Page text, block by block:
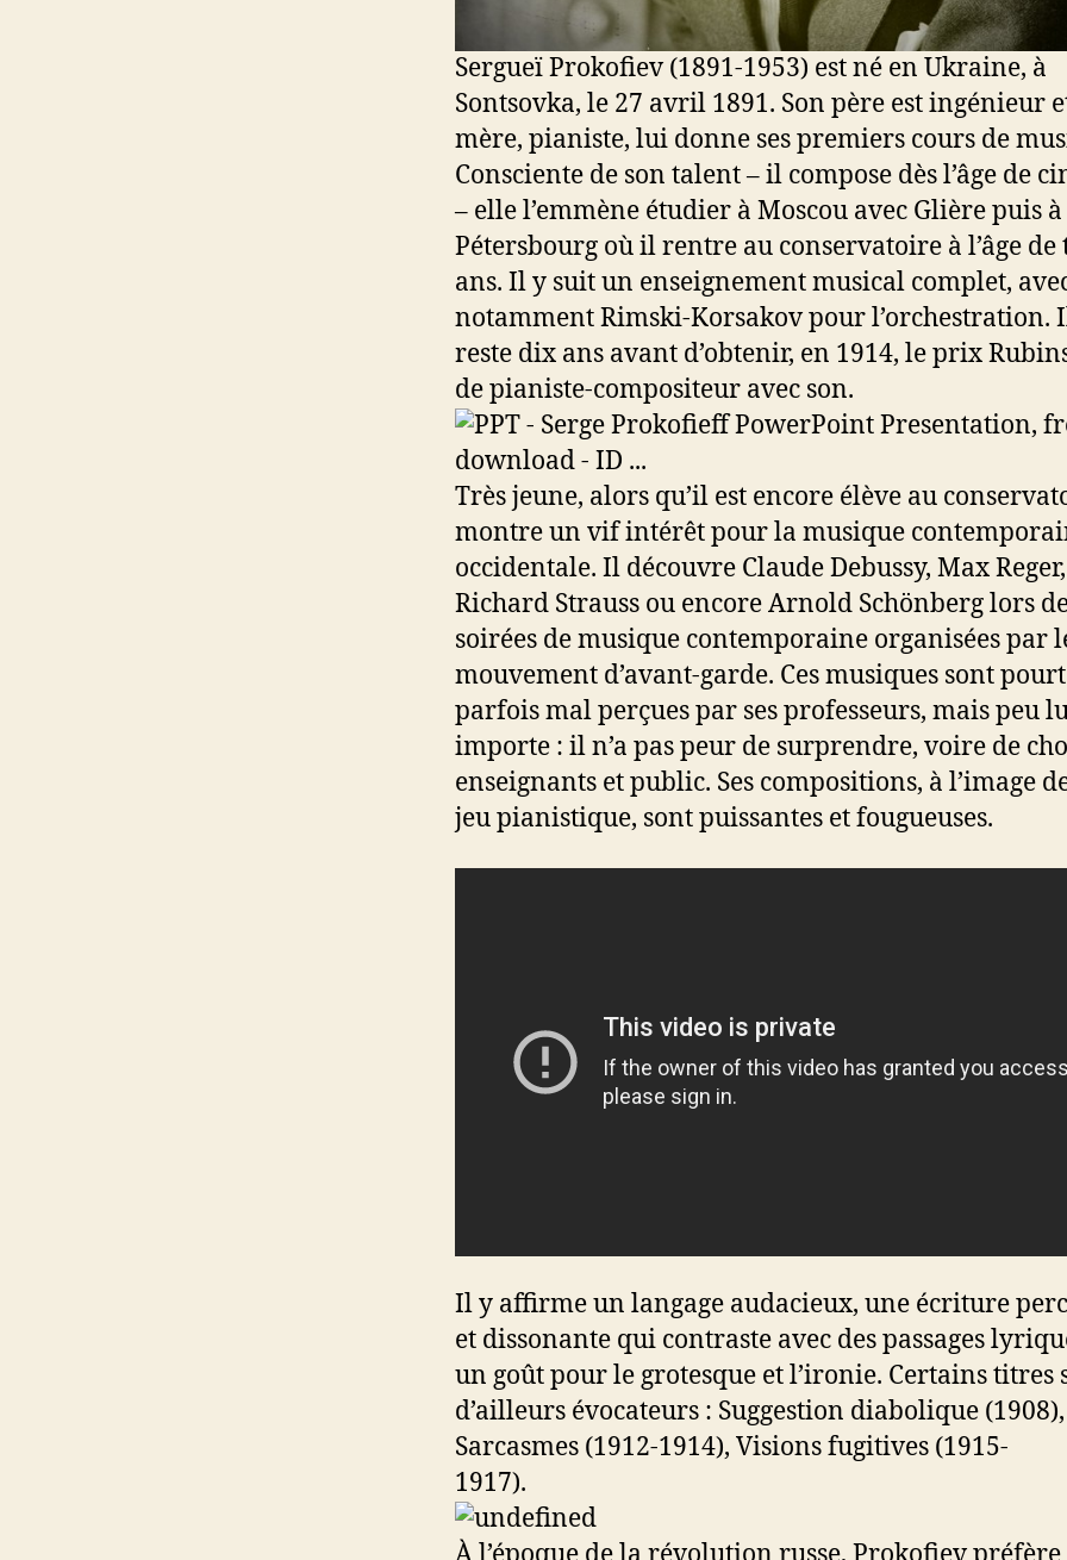
Sergueï Prokofiev (1891-1953) est né en Ukraine, à
Sontsovka, le 27 avril 1891. Son père est ingénieur
mère, pianiste, lui donne ses premiers cours de
Consciente de son talent – il compose dès l’âge de
– elle l’emmène étudier à Moscou avec Glière puis
Pétersbourg où il rentre au conservatoire à l’âge de
ans. Il y suit un enseignement musical complet,
notamment Rimski-Korsakov pour l’orchestration.
reste dix ans avant d’obtenir, en 1914, le prix
de pianiste-compositeur avec son.
Très jeune, alors qu’il est encore élève au
montre un vif intérêt pour la musique
occidentale. Il découvre Claude Debussy, Max Reger,
Richard Strauss ou encore Arnold Schönberg lors
soirées de musique contemporaine organisées par
mouvement d’avant-garde. Ces musiques sont
parfois mal perçues par ses professeurs, mais peu
importe : il n’a pas peur de surprendre, voire de
enseignants et public. Ses compositions, à l’image
jeu pianistique, sont puissantes et fougueuses.
Il y affirme un langage audacieux, une écriture
et dissonante qui contraste avec des passages
un goût pour le grotesque et l’ironie. Certains titres
d’ailleurs évocateurs : Suggestion diabolique (1908),
Sarcasmes (1912-1914), Visions fugitives (1915-
1917).